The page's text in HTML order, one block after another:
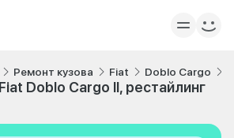
Ремонт кузова Fiat Doblo Cargo
Doblo Cargo II, рестайлинг